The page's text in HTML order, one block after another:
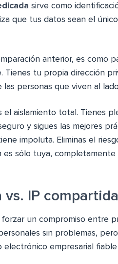
sirve como
que tus datos sean el
anterior, es como
Tienes tu propia dirección
personas que viven al
el aislamiento total. Tienes
y sigues las mejores
impoluta. Eliminas el
sólo tuya,
vs. IP
forzar un compromiso entre
sin problemas,
electrónico empresarial